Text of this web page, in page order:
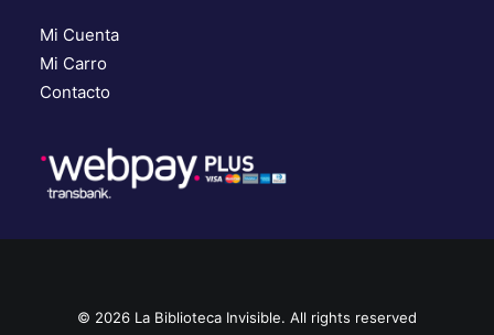
Mi Cuenta
Mi Carro
Contacto
© 2026 La Biblioteca Invisible. All rights reserved